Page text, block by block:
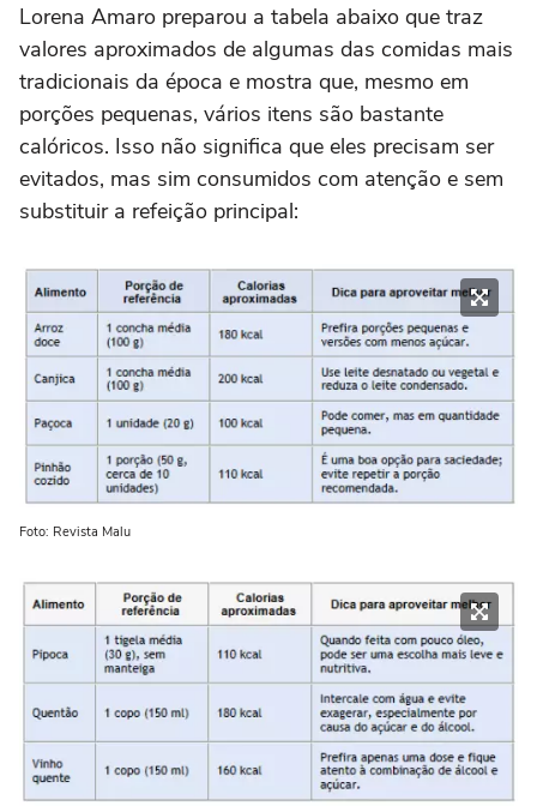
Lorena Amaro preparou a tabela abaixo que traz
valores aproximados de algumas das comidas mais
tradicionais da época e mostra que, mesmo em
porções pequenas, vários itens são bastante
calóricos. Isso não significa que eles precisam ser
evitados, mas sim consumidos com atenção e sem
substituir a refeição principal:
Foto: Revista Malu